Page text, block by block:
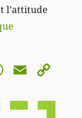
l’attitude
Email